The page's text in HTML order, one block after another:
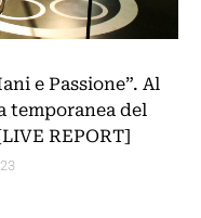
e Passione”. Al
temporanea del
REPORT]